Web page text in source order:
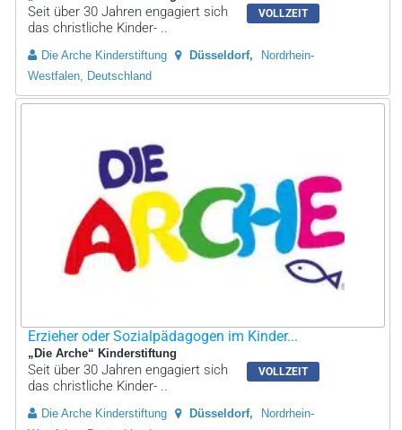
VOLLZEIT
Seit über 30 Jahren engagiert sich
das christliche Kinder- ..
Die Arche Kinderstiftung Düsseldorf
Nordrhein-
Westfalen, Deutschland
Erzieher oder Sozialpädagogen im Kinder...
„Die Arche“ Kinderstiftung
VOLLZEIT
Seit über 30 Jahren engagiert sich
das christliche Kinder- ..
Die Arche Kinderstiftung Düsseldorf
Nordrhein-